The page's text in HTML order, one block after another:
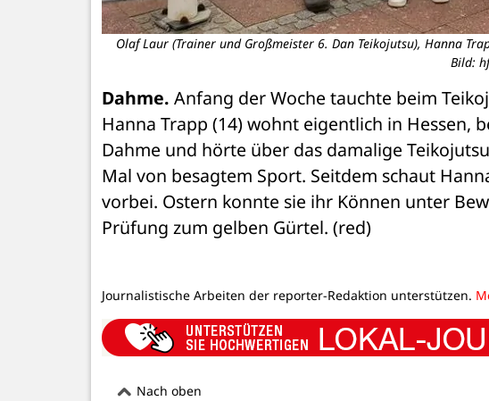
Olaf Laur (Trainer und Großmeister 6. Dan Teikojutsu), Hanna
Bild:
Dahme. Anfang der Woche tauchte beim
Hanna Trapp (14) wohnt eigentlich in Hessen,
Dahme und hörte über das damalige
Mal von besagtem Sport. Seitdem schaut
vorbei. Ostern konnte sie ihr Können unter
Prüfung zum gelben Gürtel. (red)
Journalistische Arbeiten der reporter-Redaktion unterstützen.
Nach oben